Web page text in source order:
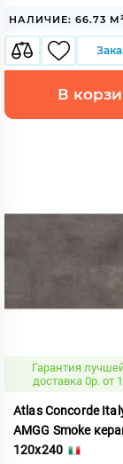
НАЛИЧИЕ: 66.73
В
Гарантия
доставка 0р. от
Atlas Concorde
AMGG Smoke
120x240